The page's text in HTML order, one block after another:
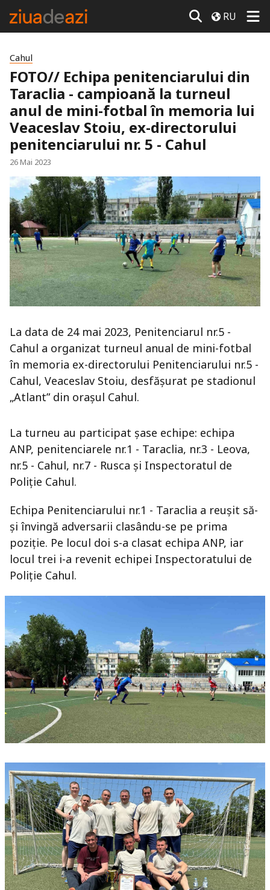
RU
Cahul
FOTO// Echipa penitenciarului din
Taraclia - campioană la turneul
anul de mini-fotbal în memoria lui
Veaceslav Stoiu, ex-directorului
penitenciarului nr. 5 - Cahul
26 Mai 2023
La data de 24 mai 2023, Penitenciarul nr.5 -
Cahul a organizat turneul anual de mini-fotbal
în memoria ex-directorului Penitenciarului nr.5 -
Cahul, Veaceslav Stoiu, desfășurat pe stadionul
„Atlant” din orașul Cahul.
La turneu au participat șase echipe: echipa
ANP, penitenciarele nr.1 - Taraclia, nr.3 - Leova,
nr.5 - Cahul, nr.7 - Rusca și Inspectoratul de
Poliție Cahul.
Echipa Penitenciarului nr.1 - Taraclia a reușit să-
și învingă adversarii clasându-se pe prima
poziție. Pe locul doi s-a clasat echipa ANP, iar
locul trei i-a revenit echipei Inspectoratului de
Poliție Cahul.